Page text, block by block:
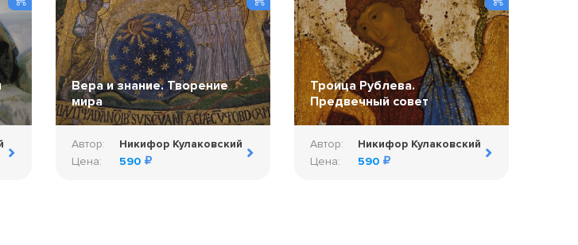
Вера и знание. Творение
мира
Автор:
Никифор Кулаковский
Цена:
590
Троица Рублева.
Предвечный совет
Автор:
Никифор Кулаковский
Цена:
590